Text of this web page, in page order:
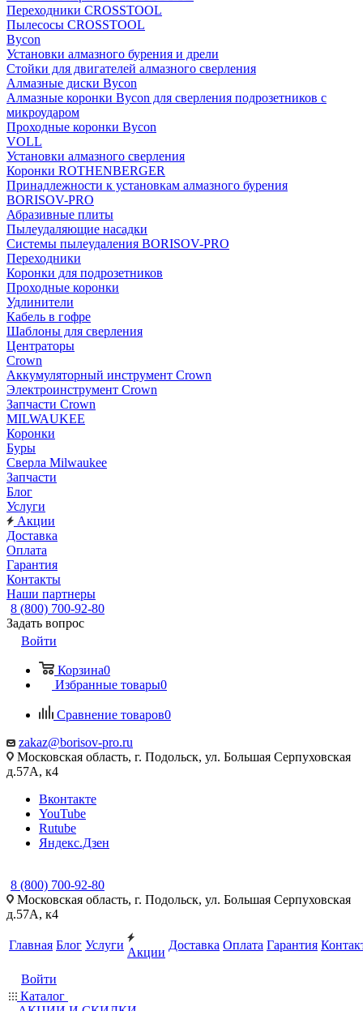
Переходники CROSSTOOL
Пылесосы CROSSTOOL
Bycon
Установки алмазного бурения и дрели
Стойки для двигателей алмазного сверления
Алмазные диски Bycon
Алмазные коронки Bycon для сверления подрозетников с
микроударом
Проходные коронки Bycon
VOLL
Установки алмазного сверления
Коронки ROTHENBERGER
Принадлежности к установкам алмазного бурения
BORISOV-PRO
Абразивные плиты
Пылеудаляющие насадки
Системы пылеудаления BORISOV-PRO
Переходники
Коронки для подрозетников
Проходные коронки
Удлинители
Кабель в гофре
Шаблоны для сверления
Центраторы
Crown
Аккумуляторный инструмент Crown
Электроинструмент Crown
Запчасти Crown
MILWAUKEE
Коронки
Буры
Сверла Milwaukee
Запчасти
Блог
Услуги
Акции
Доставка
Оплата
Гарантия
Контакты
Наши партнеры
8 (800) 700-92-80
Задать вопрос
Войти
Корзина0
Избранные товары0
Сравнение товаров0
zakaz@borisov-pro.ru
Московская область, г. Подольск, ул. Большая Серпуховская
д.57A, к4
Вконтакте
YouTube
Rutube
Яндекс.Дзен
8 (800) 700-92-80
Московская область, г. Подольск, ул. Большая Серпуховская
д.57A, к4
Главная Блог Услуги
Акции
Доставка Оплата Гарантия
Войти
Каталог